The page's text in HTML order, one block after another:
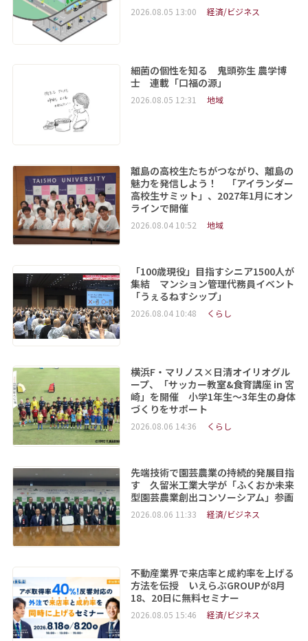
2026.08.05 13:00 経済/ビジネス
細菌の個性を知る 鬼頭弥生 農学博
士 連載「口福の源」
2026.08.05 12:31 地域
離島の高校生たちがつながり、離島の
魅力を発信しよう！ 「アイランダー
高校生サミット」、2027年1月にオン
ラインで開催
2026.08.04 10:52 地域
「100歳現役」目指すシニア1500人が
集結 マンション管理代務員イベント
「うぇるねすシップ」
2026.08.04 10:48 くらし
横浜F・マリノス×日清オイリオグル
ープ、「サッカー教室&食育講座 in 宮
崎」を開催 小学1年生～3年生の身体
づくりをサポート
2026.08.06 14:36 くらし
先端技術で園芸農業の持続的発展目指
す 久留米工業大学が「ふくおか未来
型園芸農業創出コンソーシアム」参画
2026.08.06 11:33 経済/ビジネス
不動産業界で来店率と成約率を上げる
方法を伝授 いえらぶGROUPが8月
18、20日に無料セミナー
2026.08.05 15:46 経済/ビジネス